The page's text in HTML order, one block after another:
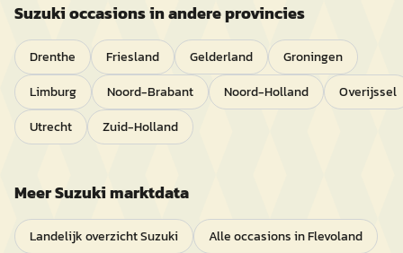
Suzukioccasions in andere provincies
Drenthe Friesland Gelderland
Groningen
Limburg
Noord-Brabant Noord-Holland
Overijssel
Utrecht
Zuid-Holland
MeerSuzukimarktdata
Landelijk overzichtSuzuki Alle occasions inFlevoland